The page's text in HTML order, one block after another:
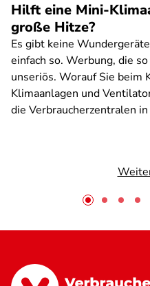
Hilft eine Mini-
große Hitze?
Es gibt keine
einfach so. Werbung, die
unseriös. Worauf Sie beim
Klimaanlagen und
die Verbraucherzentralen